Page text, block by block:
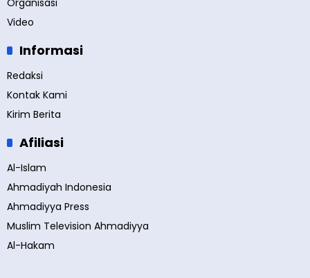
Organisasi
Video
Informasi
Redaksi
Kontak Kami
Kirim Berita
Afiliasi
Al-Islam
Ahmadiyah Indonesia
Ahmadiyya Press
Muslim Television Ahmadiyya
Al-Hakam